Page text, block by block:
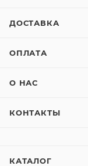
ДОСТАВКА
ОПЛАТА
О НАС
КОНТАКТЫ
КАТАЛОГ